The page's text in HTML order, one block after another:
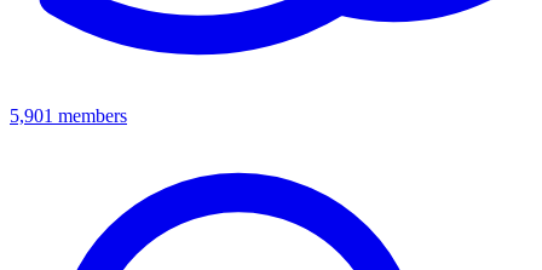
5,901 members